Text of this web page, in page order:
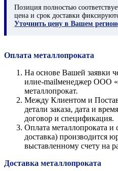
Позиция полностью
цена и срок доставки
Уточнить цену в Вашем
Оплата металлопроката
На основе Вашей заявки
илиe-mailменеджер ООО
металлопрокат.
Между Клиентом и
детали заказа, дата и
договор и спецификация.
Оплата металлопроката и
доставка) производится
выставленному счету
Доставка металлопроката